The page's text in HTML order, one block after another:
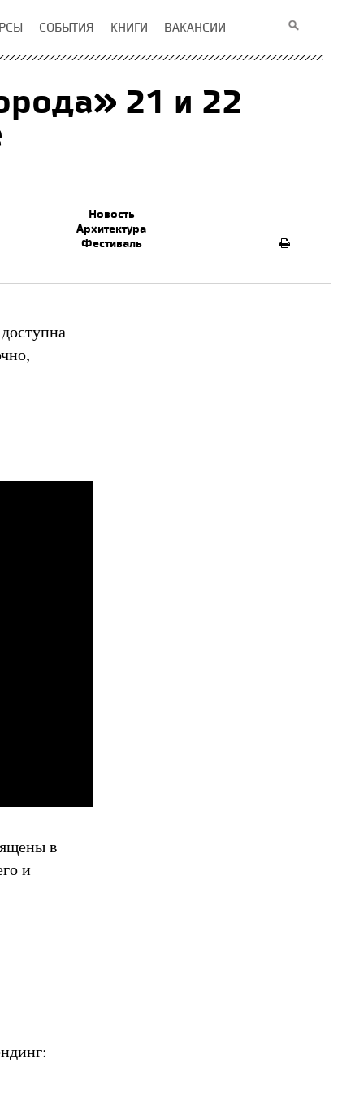
СОБЫТИЯ КНИГИ ВАКАНСИИ
21 и 22
Новость
Архитектура
Фестиваль
в
и